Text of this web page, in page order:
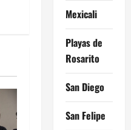
Mexicali
Playas de
Rosarito
San Diego
San Felipe